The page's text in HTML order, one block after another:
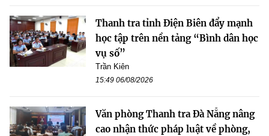
Thanh tra tỉnh Điện Biên đẩy mạnh
học tập trên nền tảng “Bình dân học
vụ số”
Trần Kiên
15:49 06/08/2026
Văn phòng Thanh tra Đà Nẵng nâng
cao nhận thức pháp luật về phòng,